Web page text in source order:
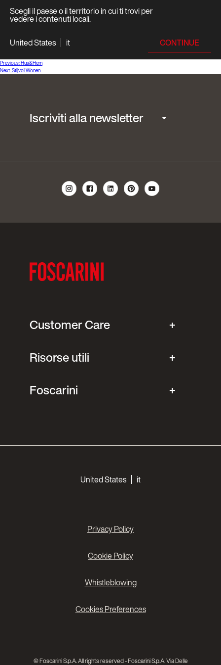
Scegli il paese o il territorio in cui ti trovi per
vedere i contenuti locali.
United States
it CONTINUE
Navigazione
articoli
Previous:Hus&Hem
Next:Stijvol Wonen
Iscriviti alla newsletter
Customer Care
Risorse utili
Foscarini
United States it
Privacy Policy
Cookie Policy
Whistleblowing
Cookies Preferences
© Foscarini S.p.A. All rights reserved - Foscarini S.p.A. Via Delle